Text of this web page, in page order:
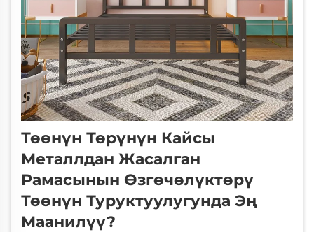
Төөнүн Төрүнүн Кайсы
Металлдан Жасалган
Рамасынын Өзгөчөлүктөрү
Төөнүн Туруктуулугунда Эң
Маанилүү?